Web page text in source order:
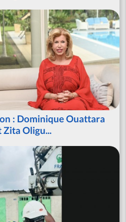
: Dominique Ouattara
Zita Oligu...